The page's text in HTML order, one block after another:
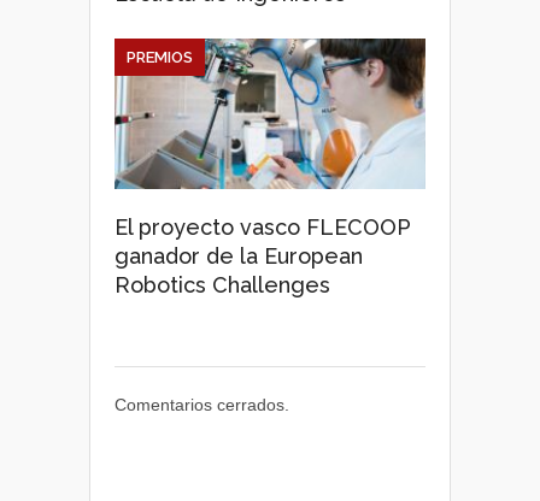
El proyecto vasco FLECOOP
ganador de la European
Robotics Challenges
PREMIOS
Comentarios cerrados.